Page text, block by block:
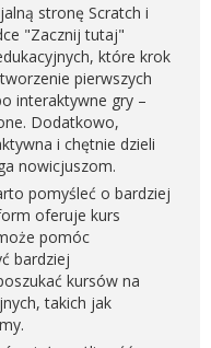
stronę Scratch i
"Zacznij tutaj"
które krok
pierwszych
interaktywne gry –
Dodatkowo,
i chętnie dzieli
nowicjuszom.
pomyśleć o bardziej
oferuje kurs
pomóc
bardziej
kursów na
takich jak